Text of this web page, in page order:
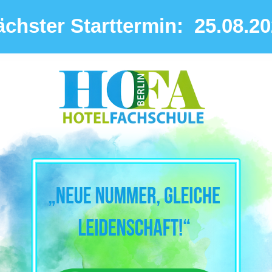
Starttermin: